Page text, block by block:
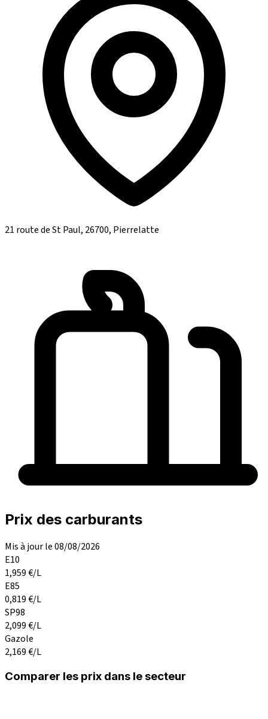
21 route de St Paul, 26700, Pierrelatte
Prix des carburants
Mis à jour le 08/08/2026
E10
1,959€/L
E85
0,819€/L
SP98
2,099€/L
Gazole
2,169€/L
Comparer les prix dans le secteur